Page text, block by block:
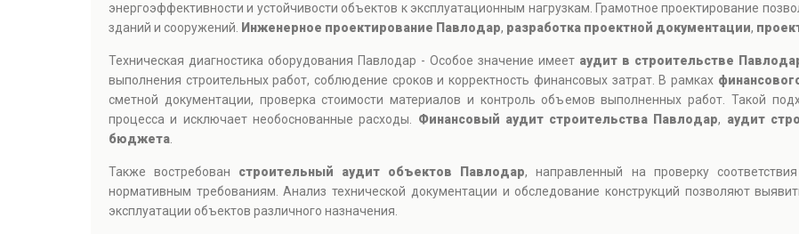
энергоэффективности и устойчивости объектов к эксплуатационным нагрузкам. Грамотное проектирование
зданий и сооружений.
Инженерное проектирование Павлодар, разработка проектной документации,
Техническая диагностика оборудования Павлодар - Особое значение имеет аудит в строительстве
выполнения строительных работ, соблюдение сроков и корректность финансовых затрат. В рамках
сметной документации, проверка стоимости материалов и контроль объемов выполненных работ. Такой
процесса и исключает необоснованные расходы. Финансовый аудит строительства Павлодар, аудит
бюджета
Также востребован строительный аудит объектов Павлодар, направленный на проверку
нормативным требованиям. Анализ технической документации и обследование конструкций позволяют
эксплуатации объектов различного назначения.